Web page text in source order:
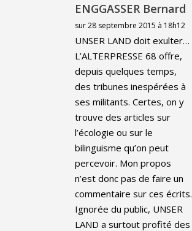
ENGGASSER Bernard
sur 28 septembre 2015 à 18h12
UNSER LAND doit exulter…
L’ALTERPRESSE 68 offre,
depuis quelques temps,
des tribunes inespérées à
ses militants. Certes, on y
trouve des articles sur
l’écologie ou sur le
bilinguisme qu’on peut
percevoir. Mon propos
n’est donc pas de faire un
commentaire sur ces écrits.
Ignorée du public, UNSER
LAND a surtout profité des